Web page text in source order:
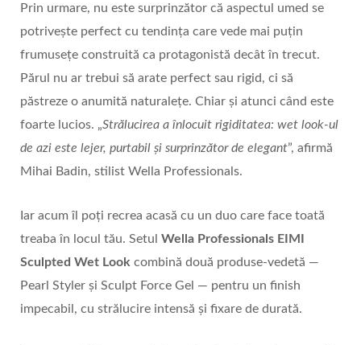
Prin urmare, nu este surprinzător că aspectul umed se
potrivește perfect cu tendința care vede mai puțin
frumusețe construită ca protagonistă decât în trecut.
Părul nu ar trebui să arate perfect sau rigid, ci să
păstreze o anumită naturalețe. Chiar și atunci când este
foarte lucios. „Strălucirea a înlocuit rigiditatea: wet look-ul
de azi este lejer, purtabil și surprinzător de elegant”, afirmă
Mihai Badin, stilist Wella Professionals.
Iar acum îl poți recrea acasă cu un duo care face toată
treaba în locul tău. Setul Wella Professionals EIMI
Sculpted Wet Look combină două produse‑vedetă —
Pearl Styler și Sculpt Force Gel — pentru un finish
impecabil, cu strălucire intensă și fixare de durată.